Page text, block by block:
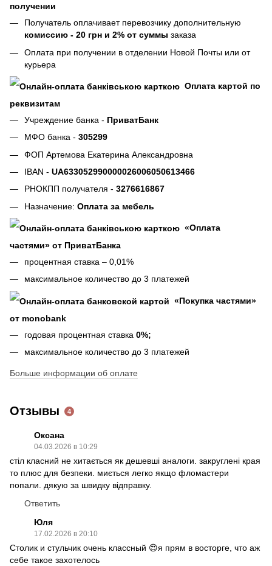
получении
Получатель оплачивает перевозчику дополнительную
комиссию - 20 грн и 2% от суммы заказа
Оплата при получении в отделении Новой Почты или от
курьера
Оплата картой по
реквизитам
Учреждение банка - ПриватБанк
МФО банка - 305299
ФОП Артемова Екатерина Александровна
IBAN - UA633052990000026006050613466
РНОКПП получателя - 3276616867
Назначение: Оплата за мебель
«Оплата
частями» от ПриватБанка
процентная ставка – 0,01%
максимальное количество до 3 платежей
«Покупка частями»
от monobank
годовая процентная ставка 0%;
максимальное количество до 3 платежей
Больше информации об оплате
Отзывы 4
Оксана
04.03.2026 в 10:29
стіл класний не хитається як дешевші аналоги. закруглені края
то плюс для безпеки. миється легко якщо фломастери
попали. дякую за швидку відправку.
Ответить
Юля
17.02.2026 в 20:10
Столик и стульчик очень классный 😍я прям в восторге, что аж
себе такое захотелось